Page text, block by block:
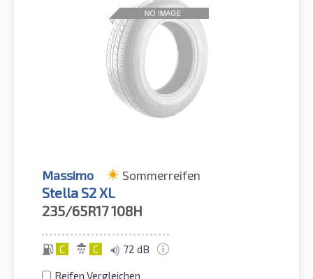
Massimo Sommerreifen
Stella S2 XL
235/65R17108H
C C 72 dB
Reifen Vergleichen